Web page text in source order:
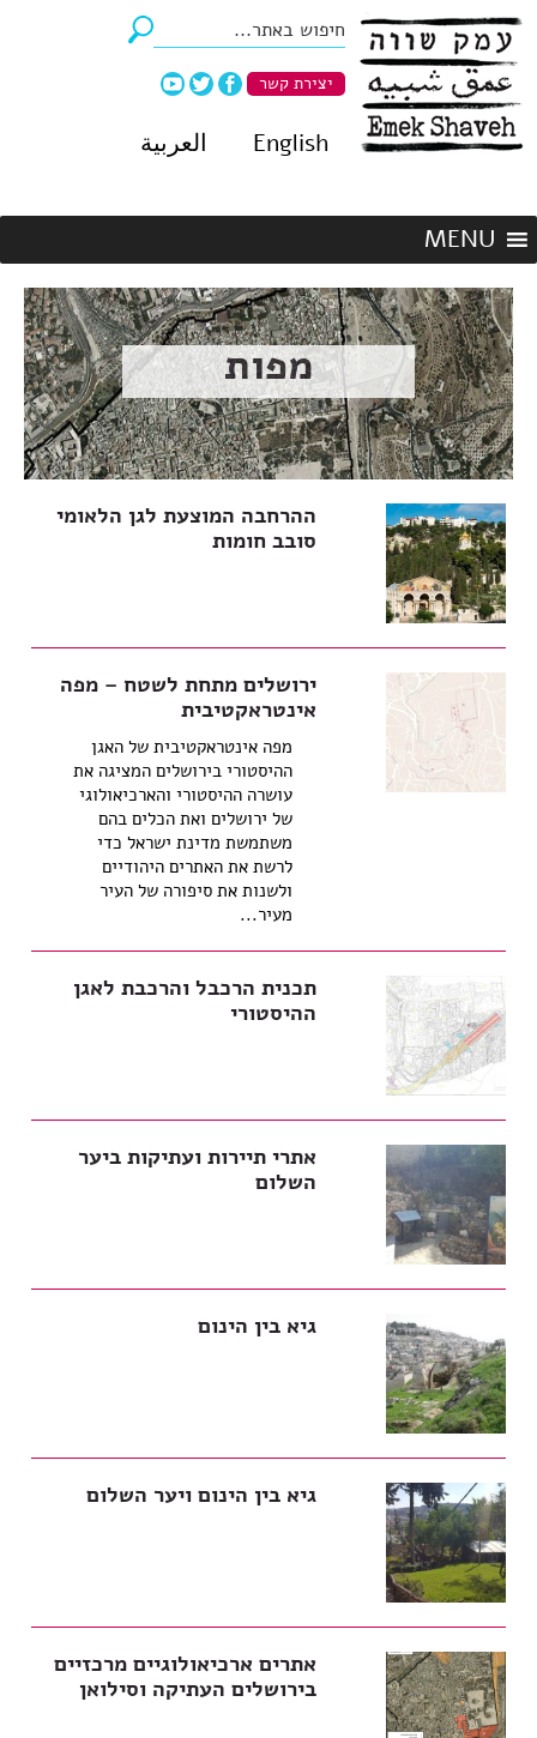
יצירת קשר
English العربية
מפות
ההרחבה המוצעת לגן הלאומי
סובב חומות
ירושלים מתחת לשטח – מפה
אינטראקטיבית
מפה אינטראקטיבית של האגן
ההיסטורי בירושלים המציגה את
עושרה ההיסטורי והארכיאולוגי
של ירושלים ואת הכלים בהם
משתמשת מדינת ישראל כדי
לרשת את האתרים היהודיים
ולשנות את סיפורה של העיר
מעיר...
תכנית הרכבל והרכבת לאגן
ההיסטורי
אתרי תיירות ועתיקות ביער
השלום
גיא בין הינום
גיא בין הינום ויער השלום
אתרים ארכיאולוגיים מרכזיים
בירושלים העתיקה וסילואן